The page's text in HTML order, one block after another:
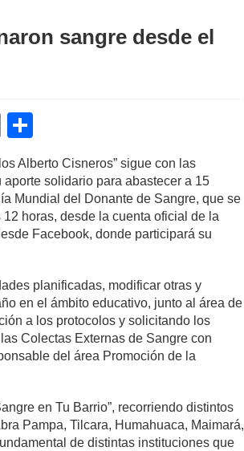
sangre desde el
C
o
p
y
Li
k
ar
e
Alberto Cisneros” sigue con las
solidario para abastecer a 15
Mundial del Donante de Sangre, que se
horas, desde la cuenta oficial de la
Facebook, donde participará su
planificadas, modificar otras y
en el ámbito educativo, junto al área de
a los protocolos y solicitando los
Colectas Externas de Sangre con
del área Promoción de la
en Tu Barrio”, recorriendo distintos
Pampa, Tilcara, Humahuaca, Maimará,
de distintas instituciones que